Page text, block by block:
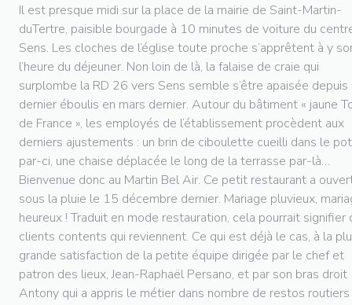
Il est presque midi sur la place de la mairie de Saint-Martin-
duTertre, paisible bourgade à 10 minutes de voiture du
Sens. Les cloches de l’église toute proche s’apprêtent à y
l’heure du déjeuner. Non loin de là, la falaise de craie qui
surplombe la RD 26 vers Sens semble s’être apaisée depuis
dernier éboulis en mars dernier. Autour du bâtiment « jaune
de France », les employés de l’établissement procèdent aux
derniers ajustements : un brin de ciboulette cueilli dans le
par-ci, une chaise déplacée le long de la terrasse par-là…
Bienvenue donc au Martin Bel Air. Ce petit restaurant a
sous la pluie le 15 décembre dernier. Mariage pluvieux,
heureux ! Traduit en mode restauration, cela pourrait
clients contents qui reviennent. Ce qui est déjà le cas, à la
grande satisfaction de la petite équipe dirigée par le chef et
patron des lieux, Jean-Raphaël Persano, et par son bras droit
Antony qui a appris le métier dans nombre de restos routiers